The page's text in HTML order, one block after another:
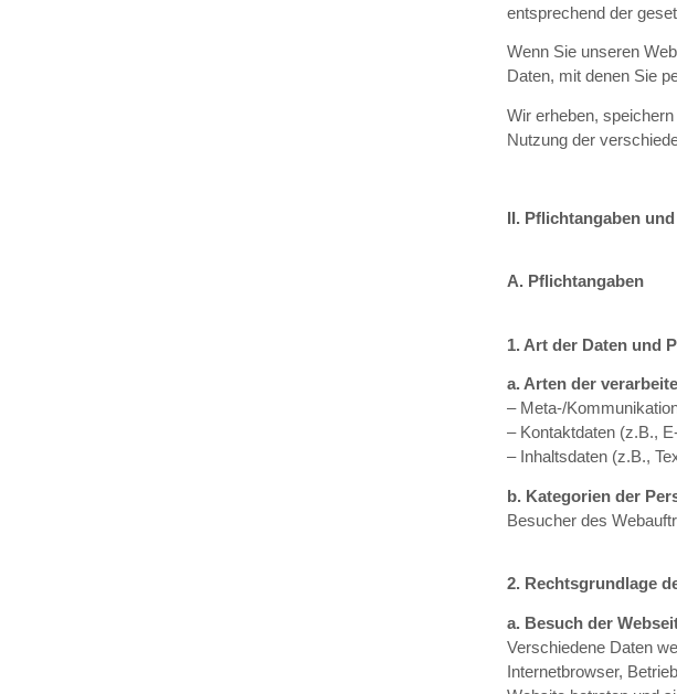
entsprechend der
Wenn Sie unseren
Daten, mit denen Sie
Wir erheben,
Nutzung der
II. Pflichtangaben
A. Pflichtangaben
1. Art der Daten und
a. Arten der
– Meta-/
– Kontaktdaten (z.B.,
– Inhaltsdaten (z.B.,
b. Kategorien der
Besucher des
2. Rechtsgrundlage
a. Besuch der
Verschiedene Daten
Internetbrowser,